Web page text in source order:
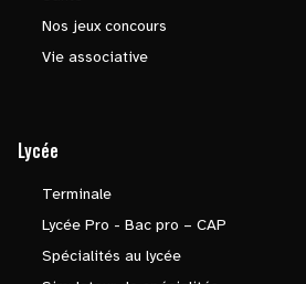
Nos jeux concours
Vie associative
Lycée
Terminale
Lycée Pro - Bac pro – CAP
Spécialités au lycée